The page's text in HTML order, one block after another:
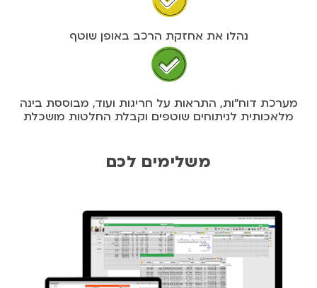
נהלו את אחזקת הרכב באופן שוטף
מערכת דוח"ות, התראות על חריגות ועוד, מבוססת בינה
מלאכותית לניתוחים שוטפים וקבלת החלטות מושכלת
משלימים לכם